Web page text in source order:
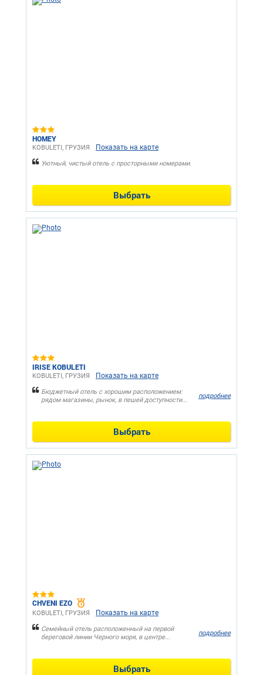
HOMEY
KOBULETI, ГРУЗИЯ Показать на карте
Уютный, чистый отель с просторными номерами.
Выбрать
IRISE KOBULETI
KOBULETI, ГРУЗИЯ Показать на карте
Бюджетный отель с хорошим расположением:
рядом магазины, рынок, в пешей доступности...
подробнее
Выбрать
CHVENI EZO
KOBULETI, ГРУЗИЯ Показать на карте
Семейный отель расположенный на первой
береговой линии Черного моря, в центре...
подробнее
Выбрать